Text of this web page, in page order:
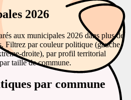
2026
aux municipales 2026 dans plus de
Filtrez par couleur politique (gauche,
droite), par profil territorial
taille de commune.
par commune